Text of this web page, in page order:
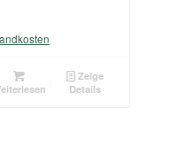
Zeige
Details